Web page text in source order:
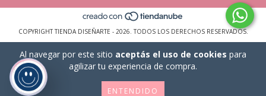
Al navegar por este sitio aceptás el uso de cookies para
agilizar tu experiencia de compra.
ENTENDIDO
COPYRIGHT TIENDA DISEÑARTE - 2026. TODOS LOS DERECHOS RESERVADOS.